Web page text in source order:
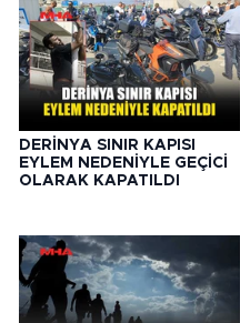
DERİNYA SINIR KAPISI
EYLEM NEDENİYLE GEÇİCİ
OLARAK KAPATILDI